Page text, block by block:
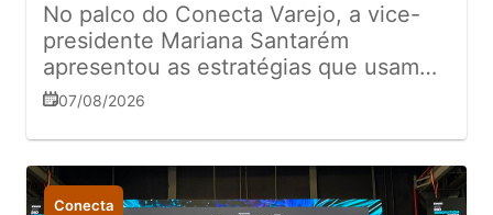
No palco do Conecta Varejo, a vice-
presidente Mariana Santarém
apresentou as estratégias que usam
dados e IA para transformar
07/08/2026
Conecta